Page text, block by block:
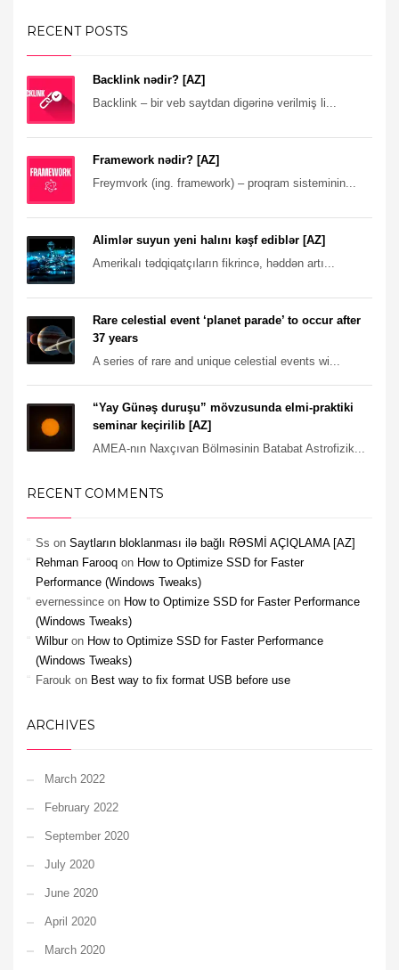
RECENT POSTS
Backlink nədir? [AZ]
Backlink – bir veb saytdan digərinə verilmiş li...
Framework nədir? [AZ]
Freymvork (ing. framework) – proqram sisteminin...
Alimlər suyun yeni halını kəşf ediblər [AZ]
Amerikalı tədqiqatçıların fikrincə, həddən artı...
Rare celestial event ‘planet parade’ to occur after
37 years
A series of rare and unique celestial events wi...
“Yay Günəş duruşu” mövzusunda elmi-praktiki
seminar keçirilib [AZ]
AMEA-nın Naxçıvan Bölməsinin Batabat Astrofizik...
RECENT COMMENTS
Ss on Saytların bloklanması ilə bağlı RƏSMİ AÇIQLAMA [AZ]
Rehman Farooq on How to Optimize SSD for Faster
Performance (Windows Tweaks)
evernessince on How to Optimize SSD for Faster Performance
(Windows Tweaks)
Wilburon How to Optimize SSD for Faster Performance
(Windows Tweaks)
Farouk on Best way to fix format USB before use
ARCHIVES
March 2022
February 2022
September 2020
July 2020
June 2020
April 2020
March 2020